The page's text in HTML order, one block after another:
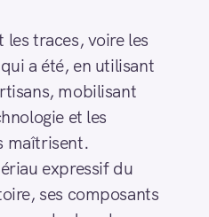
traces, voire les
a été, en utilisant
mobilisant
et les
maîtrisent.
expressif du
ses composants